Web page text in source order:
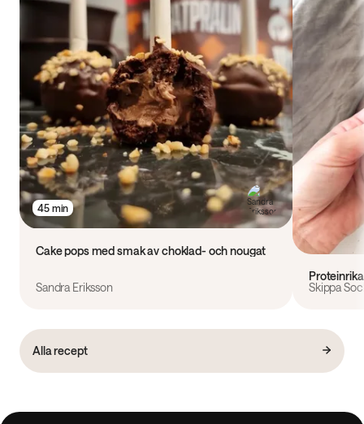
45 min
Cake pops med smak av choklad- och nougat
Sandra Eriksson
Skippa
Alla recept